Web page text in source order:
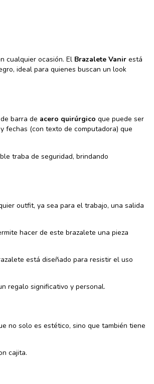
cualquier ocasión. El Brazalete Vanir está
ideal para quienes buscan un look
barra de acero quirúrgico que puede ser
fechas (con texto de computadora) que
traba de seguridad, brindando
outfit, ya sea para el trabajo, una salida
hacer de este brazalete una pieza
está diseñado para resistir el uso
regalo significativo y personal.
no solo es estético, sino que también tiene
cajita.